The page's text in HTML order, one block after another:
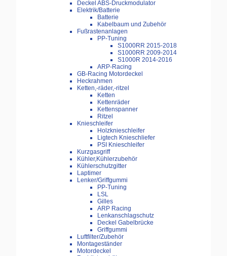
Deckel ABS-Druckmodulator
Elektrik/Batterie
Batterie
Kabelbaum und Zubehör
Fußrastenanlagen
PP-Tuning
S1000RR 2015-2018
S1000RR 2009-2014
S1000R 2014-2016
ARP-Racing
GB-Racing Motordeckel
Heckrahmen
Ketten,-räder,-ritzel
Ketten
Kettenräder
Kettenspanner
Ritzel
Knieschleifer
Holzknieschleifer
Ligtech Knieschliefer
PSI Knieschleifer
Kurzgasgriff
Kühler,Kühlerzubehör
Kühlerschutzgitter
Laptimer
Lenker/Griffgummi
PP-Tuning
LSL
Gilles
ARP Racing
Lenkanschlagschutz
Deckel Gabelbrücke
Griffgummi
Luftfilter/Zubehör
Montageständer
Motordeckel